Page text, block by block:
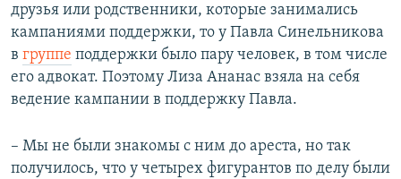
друзья или родственники, которые занимались
кампаниями поддержки, то у Павла Синельникова
в группе поддержки было пару человек, в том числе
его адвокат. Поэтому Лиза Ананас взяла на себя
ведение кампании в поддержку Павла.
– Мы не были знакомы с ним до ареста, но так
получилось, что у четырех фигурантов по делу были